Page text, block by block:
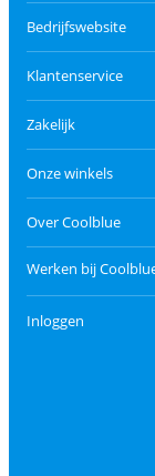
Bedrijfswebsite
Klantenservice
Zakelijk
Onze winkels
Over Coolblue
Werken bij
Inloggen